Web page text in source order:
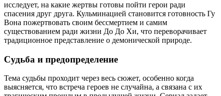
исследует, на какие жертвы готовы пойти герои ради
спасения друг друга. Кульминацией становится готовность Гу
Вона пожертвовать своим бессмертием и самим
существованием ради жизни До До Хи, что переворачивает
традиционное представление о демонической природе.
Судьба и предопределение
Тема судьбы проходит через весь сюжет, особенно когда
выясняется, что встреча героев не случайна, а связана с их